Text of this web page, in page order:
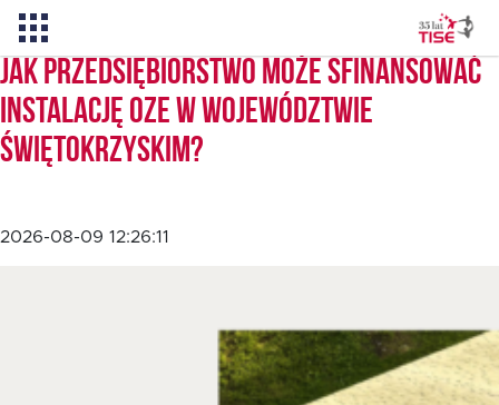
Pożyczka TISE – 100 % online
Jak przedsiębiorstwo może sfinansować
instalację OZE w województwie
świętokrzyskim?
2026-08-09 12:26:11